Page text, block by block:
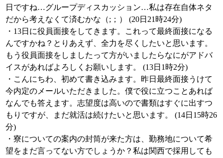
日ですね…グループディスカッション…私は存在自体ネタ
だから考えなくて済むかな（;；） (20日21時24分)
・13日に役員面接をしてきます。これって最終面接になる
んですかね？とりあえず、全力を尽くしたいと思います。
もう役員面接をしましたって方がいましたらなにがアドバ
イスがあればよろしくお願いします。 (13日1時2分)
・こんにちわ、初めて書き込みます。昨日最終面接うけて
今内定のメールいただきました。僕で役に立つことあれば
なんでも答えます。志望度は高いので書類はすぐに出すつ
もりですが、まだ就活は続けたいと思います。 (14日15時26
分)
・寮についての案内の封筒が来た方は、勤務地について希
望をまだ言ってない方でしょうか？私は関西で採用しても